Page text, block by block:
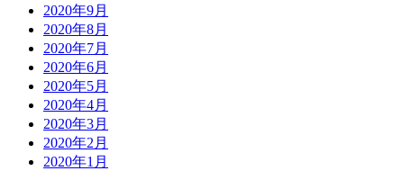
2020年9月
2020年8月
2020年7月
2020年6月
2020年5月
2020年4月
2020年3月
2020年2月
2020年1月